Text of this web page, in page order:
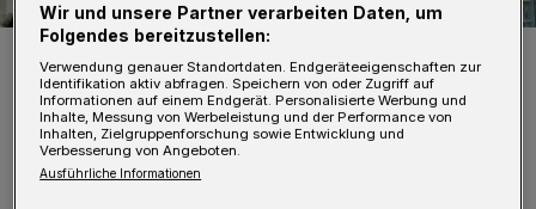
Yazgülü Zeybek (Archivbild 2017).
Foto: Wuppertaler Rundschau
Wir und unsere Partner verarbeiten Daten, um
Folgendes bereitzustellen:
Verwendung genauer Standortdaten. Endgeräteeigenschaften zur
Identifikation aktiv abfragen. Speichern von oder Zugriff auf
Informationen auf einem Endgerät. Personalisierte Werbung und
Inhalte, Messung von Werbeleistung und der Performance von
Inhalten, Zielgruppenforschung sowie Entwicklung und
Verbesserung von Angeboten.
Ausführliche Informationen